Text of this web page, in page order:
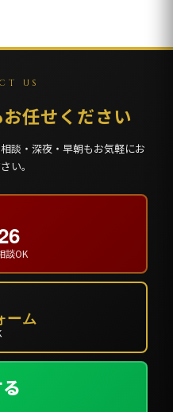
US
任せください
談・深夜・早朝もお気軽にお
い。
談OK
ーム